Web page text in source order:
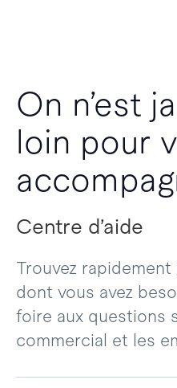
On n’est
loin pour
Centre d’aide
Trouvez
dont vous avez
foire aux questions
commercial et les